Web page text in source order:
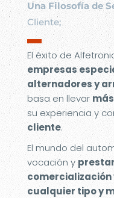
Una Filosofía de
Cliente;
▬
El éxito de
empresas
alternadores y
basa en llevar
su experiencia y
cliente.
El mundo del
vocación y
cualquier tipo y